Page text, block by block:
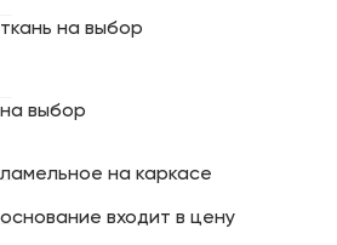
ткань на выбор
на выбор
ламельное на каркасе
основание входит в цену